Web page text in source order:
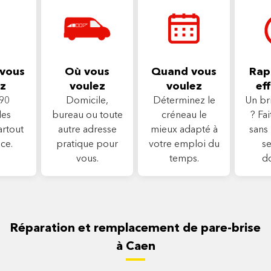
Où vous
voulez
Domicile,
bureau ou toute
autre adresse
pratique pour
vous.
Quand vous
voulez
Déterminez le
créneau le
mieux adapté à
votre emploi du
temps.
Un
?
sans
Réparation et remplacement de pare-brise
à Caen